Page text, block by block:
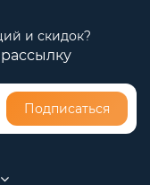
и скидок?
Подписаться